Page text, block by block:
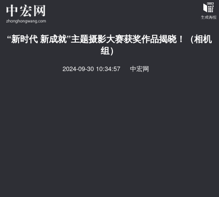
“新时代 新成就”主题摄影大赛获奖作品揭晓！（相机
组）
2024-09-30 10:34:57 中宏网